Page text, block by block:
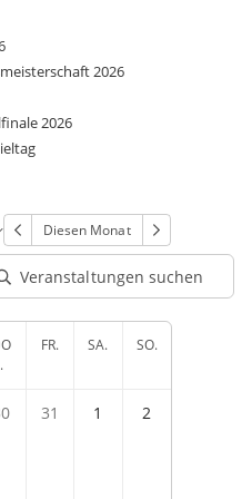
2026
2026
Diesen Monat
.
FR. SA. SO.
31 1 2